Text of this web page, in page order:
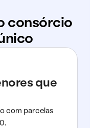
consórcio
que
com parcelas